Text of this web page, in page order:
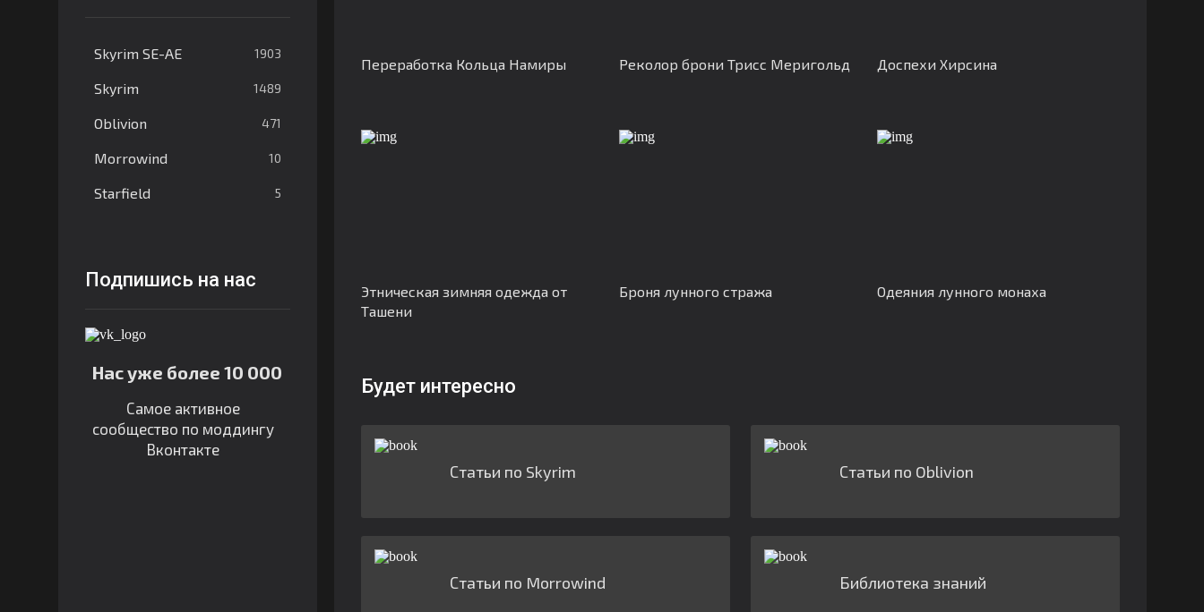
Skyrim SE-AE 1903
Skyrim 1489
Oblivion 471
Morrowind 10
Starfield 5
Подпишись на нас
Нас уже более 10 000
Самое активное
сообщество по моддингу
Вконтакте
Переработка Кольца Намиры Реколор брони Трисс Меригольд Доспехи Хирсина
Этническая зимняя одежда от
Ташени
Броня лунного стража Одеяния лунного монаха
Будет интересно
Статьи по Skyrim Статьи по Oblivion
Статьи по Morrowind Библиотека знаний